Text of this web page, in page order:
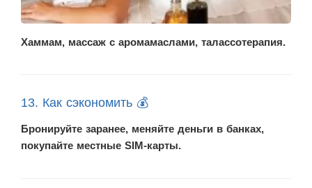
Хаммам, массаж с аромамаслами, талассотерапия.
13. Как сэкономить 💰
Бронируйте заранее, меняйте деньги в банках,
покупайте местные SIM-карты.